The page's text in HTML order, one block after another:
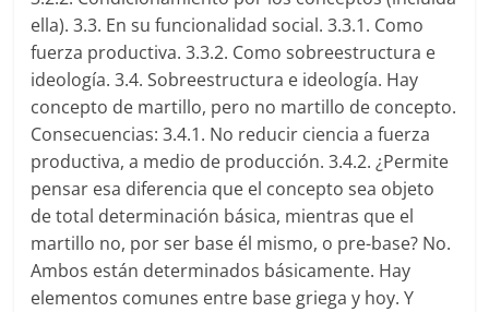
ella). 3.3. En su funcionalidad social. 3.3.1. Como
fuerza productiva. 3.3.2. Como sobreestructura e
ideología. 3.4. Sobreestructura e ideología. Hay
concepto de martillo, pero no martillo de concepto.
Consecuencias: 3.4.1. No reducir ciencia a fuerza
productiva, a medio de producción. 3.4.2. ¿Permite
pensar esa diferencia que el concepto sea objeto
de total determinación básica, mientras que el
martillo no, por ser base él mismo, o pre-base? No.
Ambos están determinados básicamente. Hay
elementos comunes entre base griega y hoy. Y